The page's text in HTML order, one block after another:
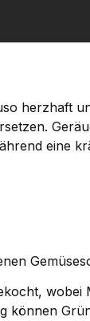
herzhaft
eine
wobei
können